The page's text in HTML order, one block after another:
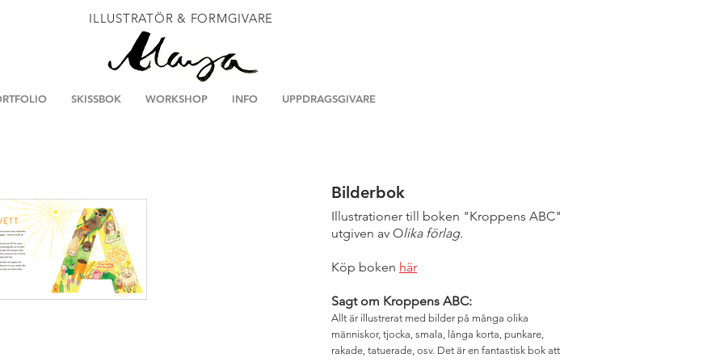
ILLUSTRATÖR & FORMGIVARE
SKISSBOK WORKSHOP INFO UPPDRAGSGIVARE
Bilderbok
Illustrationer till boken "Kroppens ABC"
utgiven av Olika förlag.
Köp boken här
Sagt om Kroppens ABC:
Allt är illustrerat med bilder på många olika
människor, tjocka, smala, långa korta, punkare,
rakade, tatuerade, osv. Det är en fantastisk bok att